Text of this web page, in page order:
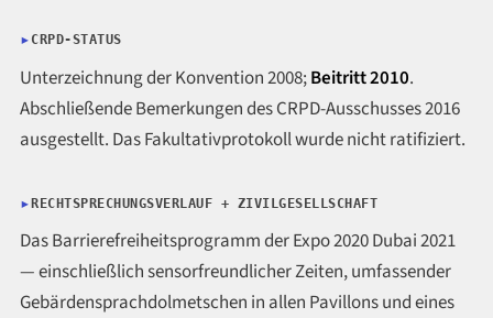
CRPD-STATUS
Unterzeichnung der Konvention 2008;Beitritt 2010.
Abschließende Bemerkungen des CRPD-Ausschusses 2016
ausgestellt. Das Fakultativprotokoll wurde nicht ratifiziert.
RECHTSPRECHUNGSVERLAUF + ZIVILGESELLSCHAFT
Das Barrierefreiheitsprogramm der Expo 2020 Dubai 2021
— einschließlich sensorfreundlicher Zeiten, umfassender
Gebärdensprachdolmetschen in allen Pavillons und eines